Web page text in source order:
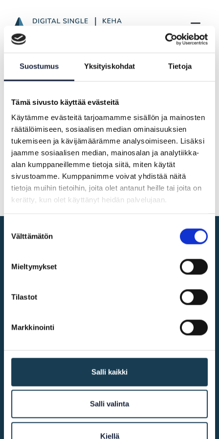
Suostumus Yksityiskohdat Tietoja
Tämä sivusto käyttää evästeitä
Käytämme evästeitä tarjoamamme sisällön ja mainosten
räätälöimiseen, sosiaalisen median ominaisuuksien
tukemiseen ja kävijämäärämme analysoimiseen. Lisäksi
jaamme sosiaalisen median, mainosalan ja analytiikka-
alan kumppaneillemme tietoja siitä, miten käytät
sivustoamme. Kumppanimme voivat yhdistää näitä
tietoja muihin tietoihin, joita olet antanut heille tai joita on
kerätty, kun olet käyttänyt heidän palvelujaan.
valinta
Välttämätön
Mieltymykset
Tilastot
Markkinointi
Salli kaikki
Salli valinta
Kiellä
Frontpage
Highlights
SDGr Newsletter from January to May 2026
28.05.2026
SDGr Newsletter from January to
May 2026
Newsletter only in Finnish
@2026
More info
Cookie declaration
Other links